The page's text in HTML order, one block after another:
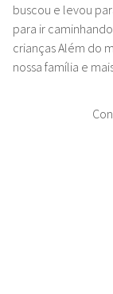
buscou e levou
para ir
crianças Além do
nossa família e